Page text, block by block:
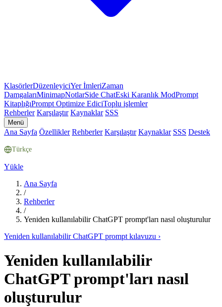
KlasörlerDüzenleyiciYer İmleriZaman
DamgalarıMinimapNotlarSide ChatEski Karanlık ModPrompt
KitaplığıPrompt Optimize EdiciToplu işlemler
Rehberler Karşılaştır Kaynaklar SSS
Menü
Ana Sayfa Özellikler Rehberler Karşılaştır Kaynaklar SSS Destek
Türkçe
Yükle
Ana Sayfa
/
Rehberler
/
Yeniden kullanılabilir ChatGPT prompt'ları nasıl oluşturulur
Yeniden kullanılabilir ChatGPT prompt kılavuzu ›
Yeniden kullanılabilir
ChatGPT prompt'ları nasıl
oluşturulur